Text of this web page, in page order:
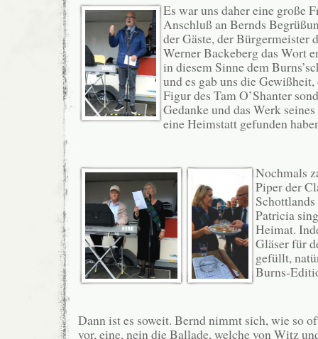
Es war uns daher eine große
Anschluß an Bernds
der Gäste, der Bürgermeister
Werner Backeberg das Wort
in diesem Sinne dem
und es gab uns die
Figur des Tam O’Shanter
Gedanke und das Werk
eine Heimstatt gefunden
Nochmals
Piper der
Patricia
Heimat.
Gläser für
gefüllt,
Burns-
Dann ist es soweit. Bernd nimmt sich, wie so
vor, eine, neindieBallade, welche von Witz